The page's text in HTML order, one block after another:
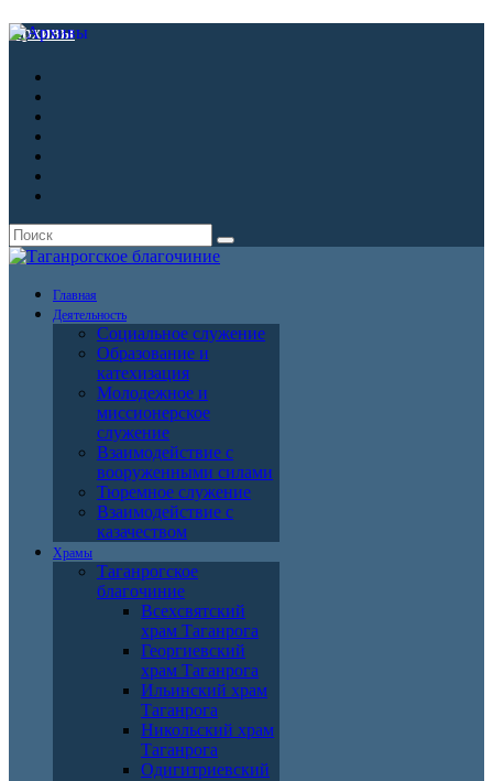
Архивы
Главная
Деятельность
Социальное служение
Образование и
катехизация
Молодежное и
миссионерское
служение
Взаимодействие с
вооруженными силами
Тюремное служение
Взаимодействие с
казачеством
Храмы
Таганрогское
благочиние
Всехсвятский
храм Таганрога
Георгиевский
храм Таганрога
Ильинский храм
Таганрога
Никольский храм
Таганрога
Одигитриевский